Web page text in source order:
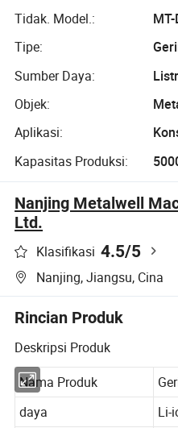
Tidak. Model.:
Tipe:
Sumber Daya:
Objek:
Aplikasi:
Kapasitas Produksi:
Nanjing Metalwell
Ltd.
Klasifikasi 4.5/5
Nanjing, Jiangsu, Cina
Rincian Produk
Deskripsi Produk
Nama Produk